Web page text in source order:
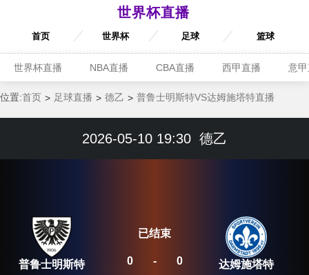
世界杯直播
首页 世界杯 足球 篮球
世界杯直播 NBA直播 CBA直播 西甲直播 意
位置:首页 足球直播 德乙 普鲁士明斯特VS达姆施塔特直播
2026-05-10 19:30 德乙
普鲁士明斯特 0 - 0
已结束
达姆施塔特